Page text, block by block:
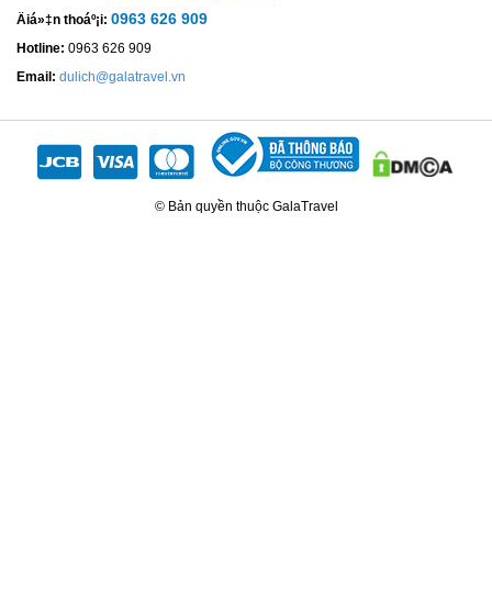
Äiá»‡n thoáº¡i: 0963 626 909
Hotline: 0963 626 909
Email: dulich@galatravel.vn
© Bản quyền thuộc GalaTravel